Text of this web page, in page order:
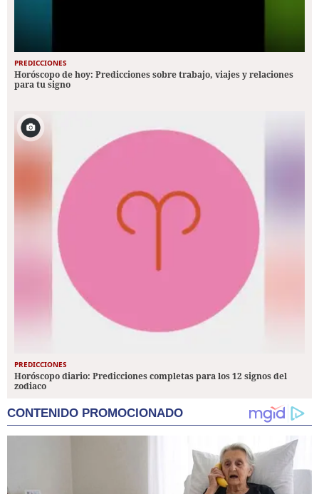
PREDICCIONES
Horóscopo de hoy: Predicciones sobre trabajo, viajes y relaciones
para tu signo
PREDICCIONES
Horóscopo diario: Predicciones completas para los 12 signos del
zodiaco
CONTENIDO PROMOCIONADO